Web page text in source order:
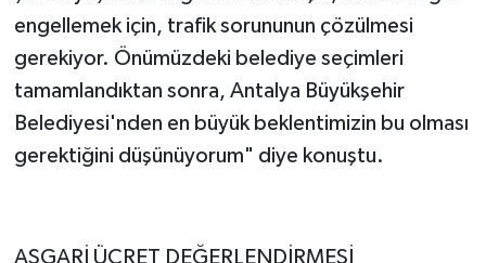
engellemek için, trafik sorununun çözülmesi
gerekiyor. Önümüzdeki belediye seçimleri
tamamlandıktan sonra, Antalya Büyükşehir
Belediyesi'nden en büyük beklentimizin bu olması
gerektiğini düşünüyorum" diye konuştu.
ASGARİ ÜCRET DEĞERLENDİRMESİ